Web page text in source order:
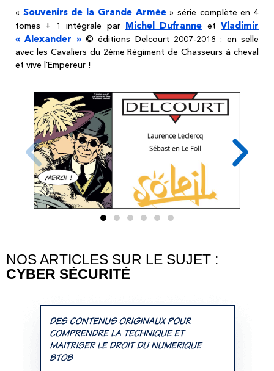
« Souvenirs de la Grande Armée» série complète en 4
tomes + 1 intégrale par Michel Dufranne et Vladimir
« Alexander »© éditions Delcourt 2007-2018 : en selle
avec les Cavaliers du 2ème Régiment de Chasseurs à cheval
et vive l’Empereur !
NOS ARTICLES SUR LE SUJET :
CYBER SÉCURITÉ